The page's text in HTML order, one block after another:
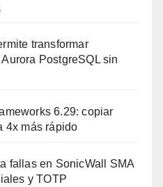
transformar
PostgreSQL sin
6.29: copiar
4x más rápido
fallas en SonicWall SMA
y TOTP